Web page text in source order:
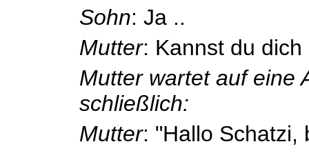
Sohn: Ja ..
Mutter: Kannst du
Mutter wartet auf eine
schließlich:
Mutter: "Hallo Schatzi,